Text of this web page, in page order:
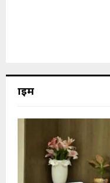
क्राइम